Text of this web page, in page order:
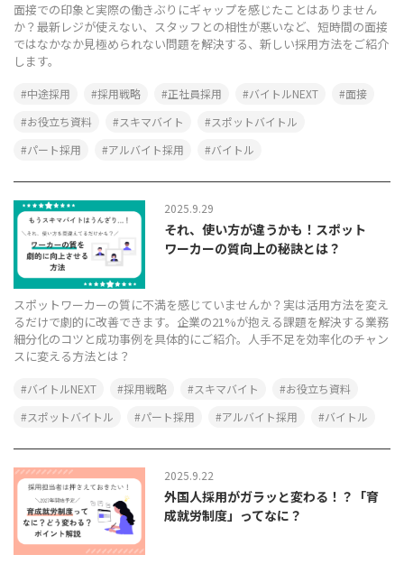
面接での印象と実際の働きぶりにギャップを感じたことはありません
か？最新レジが使えない、スタッフとの相性が悪いなど、短時間の面接
ではなかなか見極められない問題を解決する、新しい採用方法をご紹介
します。
中途採用 採用戦略 正社員採用 バイトルNEXT
面接
お役立ち資料
スキマバイト
スポットバイトル
パート採用
アルバイト採用 バイトル
2025.9.29
それ、使い方が違うかも！スポット
ワーカーの質向上の秘訣とは？
スポットワーカーの質に不満を感じていませんか？実は活用方法を変え
るだけで劇的に改善できます。企業の21%が抱える課題を解決する業務
細分化のコツと成功事例を具体的にご紹介。人手不足を効率化のチャン
スに変える方法とは？
バイトルNEXT 採用戦略 スキマバイト
お役立ち資料
スポットバイトル
パート採用 アルバイト採用 バイトル
2025.9.22
外国人採用がガラッと変わる！？「育
成就労制度」ってなに？